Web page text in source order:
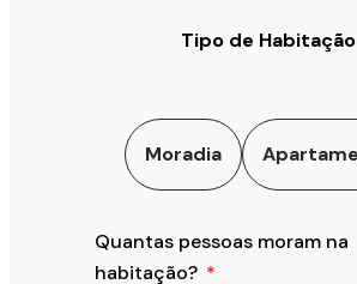
Tipo de Habitação
Moradia
Quantas pessoas moram na
habitação?